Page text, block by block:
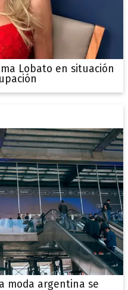
Lobato en situación
moda argentina se